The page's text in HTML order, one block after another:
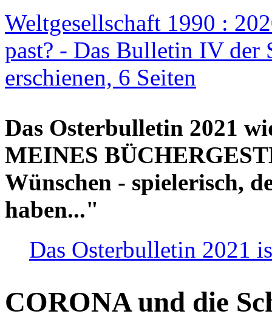
Weltgesellschaft 1990 :
past? - Das Bulletin IV der
erschienen, 6 Seiten
Das Osterbulletin 2021
MEINES
Wünschen - spielerisch,
haben..."
Das Osterbulletin 2021
CORONA und die